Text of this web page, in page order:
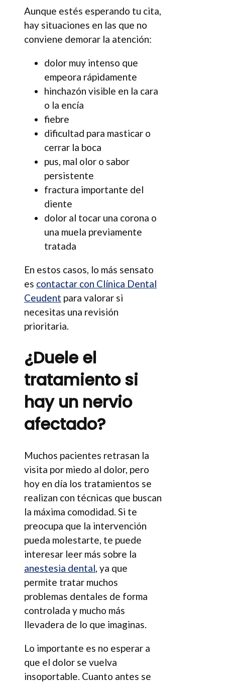
Aunque estés esperando tu cita,
hay situaciones en las que no
conviene demorar la atención:
dolor muy intenso que
empeora rápidamente
hinchazón visible en la cara
o la encía
fiebre
dificultad para masticar o
cerrar la boca
pus, mal olor o sabor
persistente
fractura importante del
diente
dolor al tocar una corona o
una muela previamente
tratada
En estos casos, lo más sensato
es contactar con Clínica Dental
Ceudent para valorar si
necesitas una revisión
prioritaria.
¿Duele el
tratamiento si
hay un nervio
afectado?
Muchos pacientes retrasan la
visita por miedo al dolor, pero
hoy en día los tratamientos se
realizan con técnicas que buscan
la máxima comodidad. Si te
preocupa que la intervención
pueda molestarte, te puede
interesar leer más sobre la
anestesia dental, ya que
permite tratar muchos
problemas dentales de forma
controlada y mucho más
llevadera de lo que imaginas.
Lo importante es no esperar a
que el dolor se vuelva
insoportable. Cuanto antes se